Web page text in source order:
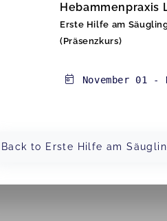
Hebammenpraxis
Erste Hilfe am
(Präsenzkurs)
November 01 -
Back to Erste Hilfe am